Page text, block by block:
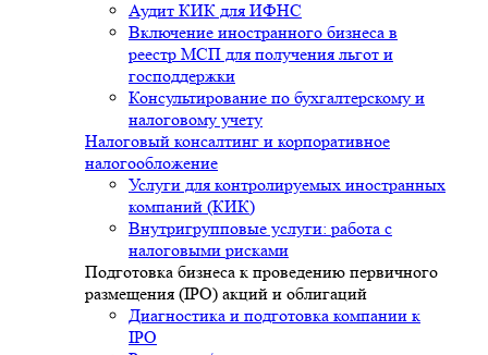
Аудит КИК для ИФНС
Включение иностранного бизнеса в
реестр МСП для получения льгот и
господдержки
Консультирование по бухгалтерскому и
налоговому учету
Налоговый консалтинг и корпоративное
налогообложение
Услуги для контролируемых иностранных
компаний (КИК)
Внутригрупповые услуги: работа с
налоговыми рисками
Подготовка бизнеса к проведению первичного
размещения (IPO) акций и облигаций
Диагностика и подготовка компании к
IPO